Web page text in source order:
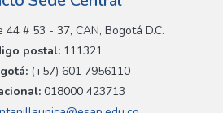
# 53 - 37, CAN, Bogotá D.C.
postal: 111321
(+57) 601 7956110
018000 423713